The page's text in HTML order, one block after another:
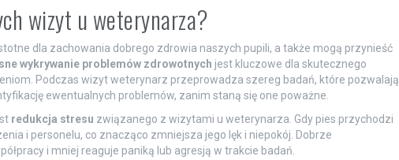
wizyt u weterynarza?
dla zachowania dobrego zdrowia naszych pupili, a także mogą przynieść
wykrywanie problemów zdrowotnych jest kluczowe dla skutecznego
Podczas wizyt weterynarz przeprowadza szereg badań, które pozwalają
ewentualnych problemów, zanim staną się one poważne.
redukcja stresu związanego z wizytami u weterynarza. Gdy pies przychodzi
i personelu, co znacząco zmniejsza jego lęk i niepokój. Dobrze
i mniej reaguje paniką lub agresją w trakcie badań.